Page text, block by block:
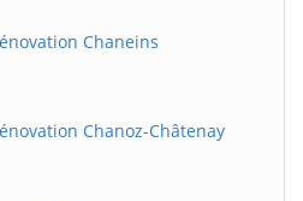
Chaneins
Chanoz-Châtenay